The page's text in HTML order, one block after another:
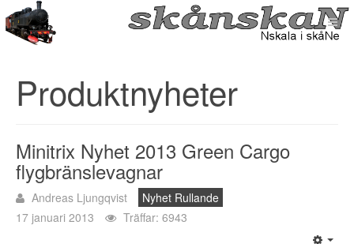
Produktnyheter
Minitrix Nyhet 2013 Green Cargo
flygbränslevagnar
Andreas Ljungqvist
Nyhet Rullande
17 januari 2013
Träffar: 6943